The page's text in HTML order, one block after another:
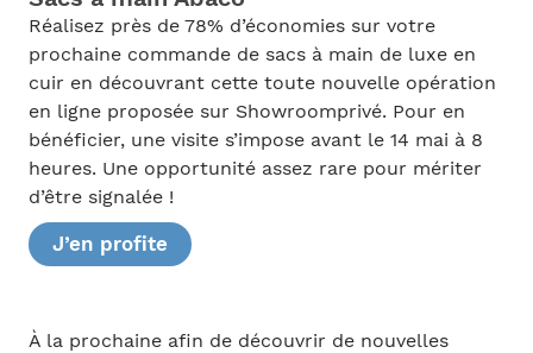
Réalisez près de 78% d’économies sur votre
prochaine commande de sacs à main de luxe en
cuir en découvrant cette toute nouvelle opération
en ligne proposée sur Showroomprivé. Pour en
bénéficier, une visite s’impose avant le 14 mai à 8
heures. Une opportunité assez rare pour mériter
d’être signalée !
J’en profite
À la prochaine afin de découvrir de nouvelles